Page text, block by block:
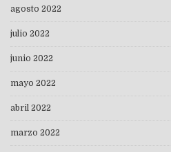
agosto 2022
julio 2022
junio 2022
mayo 2022
abril 2022
marzo 2022